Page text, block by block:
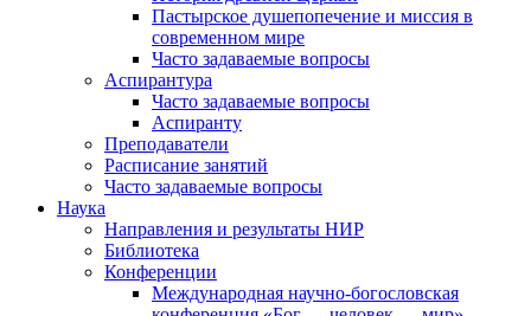
Пастырское душепопечение и миссия в
современном мире
Часто задаваемые вопросы
Аспирантура
Часто задаваемые вопросы
Аспиранту
Преподаватели
Расписание занятий
Часто задаваемые вопросы
Наука
Направления и результаты НИР
Библиотека
Конференции
Международная научно-богословская